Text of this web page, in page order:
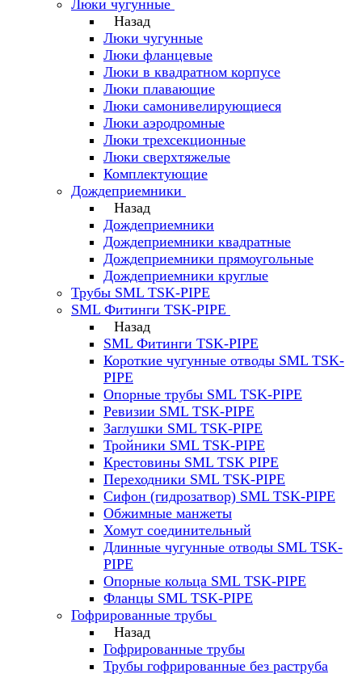
Люки чугунные
Назад
Люки чугунные
Люки фланцевые
Люки в квадратном корпусе
Люки плавающие
Люки самонивелирующиеся
Люки аэродромные
Люки трехсекционные
Люки сверхтяжелые
Комплектующие
Дождеприемники
Назад
Дождеприемники
Дождеприемники квадратные
Дождеприемники прямоугольные
Дождеприемники круглые
Трубы SML TSK-PIPE
SML Фитинги TSK-PIPE
Назад
SML Фитинги TSK-PIPE
Короткие чугунные отводы SML TSK-
PIPE
Опорные трубы SML TSK-PIPE
Ревизии SML TSK-PIPE
Заглушки SML TSK-PIPE
Тройники SML TSK-PIPE
Крестовины SML TSK PIPE
Переходники SML TSK-PIPE
Сифон (гидрозатвор) SML TSK-PIPE
Обжимные манжеты
Хомут соединительный
Длинные чугунные отводы SML TSK-
PIPE
Опорные кольца SML TSK-PIPE
Фланцы SML TSK-PIPE
Гофрированные трубы
Назад
Гофрированные трубы
Трубы гофрированные без раструба